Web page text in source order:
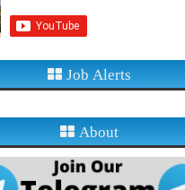
Job Alerts
About